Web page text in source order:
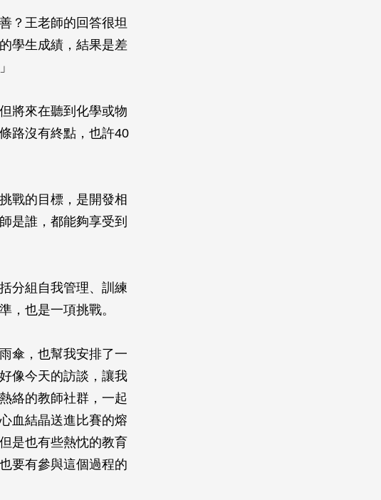
？王老師的回答很坦
學生成績，結果是差
將來在聽到化學或物
路沒有終點，也許40
戰的目標，是開發相
是誰，都能夠享受到
分組自我管理、訓練
，也是一項挑戰。
傘，也幫我安排了一
像今天的訪談，讓我
絡的教師社群，一起
血結晶送進比賽的熔
是也有些熱忱的教育
要有參與這個過程的